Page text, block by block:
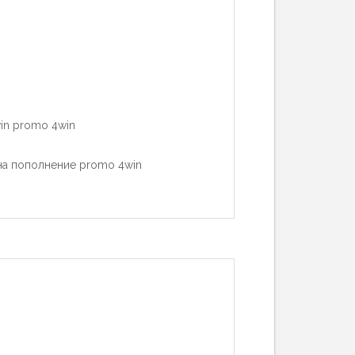
promo 4win
пополнение promo 4win